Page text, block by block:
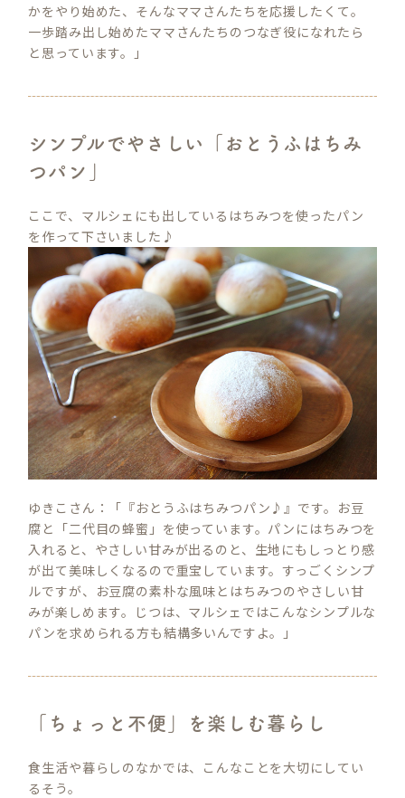
かをやり始めた、そんなママさんたちを応援したくて。
一歩踏み出し始めたママさんたちのつなぎ役になれたら
と思っています。」
シンプルでやさしい「おとうふはちみ
つパン」
ここで、マルシェにも出しているはちみつを使ったパン
を作って下さいました♪
ゆきこさん：「『おとうふはちみつパン♪』です。お豆
腐と「二代目の蜂蜜」を使っています。パンにはちみつを
入れると、やさしい甘みが出るのと、生地にもしっとり感
が出て美味しくなるので重宝しています。すっごくシンプ
ルですが、お豆腐の素朴な風味とはちみつのやさしい甘
みが楽しめます。じつは、マルシェではこんなシンプルな
パンを求められる方も結構多いんですよ。」
「ちょっと不便」を楽しむ暮らし
食生活や暮らしのなかでは、こんなことを大切にしてい
るそう。